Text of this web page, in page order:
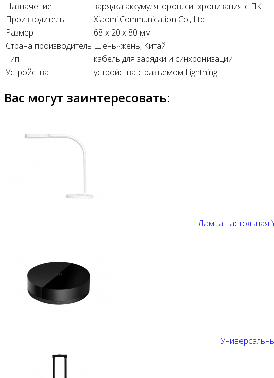
Назначение
зарядка аккумуляторов, синхронизация с ПК
Производитель
Xiaomi Communication Co., Ltd
Размер
68 x 20 x 80 мм
Страна производитель Шеньчжень, Китай
Тип
кабель для зарядки и синхронизации
Устройства
устройства с разъемом Lightning
Вас могут заинтересовать:
Лампа настольная